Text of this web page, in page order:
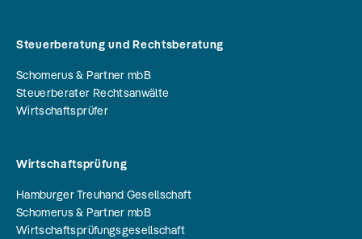
Steuerberatung und Rechtsberatung
Schomerus & Partner mbB
Steuerberater Rechtsanwälte
Wirtschaftsprüfer
Wirtschaftsprüfung
Hamburger Treuhand Gesellschaft
Schomerus & Partner mbB
Wirtschaftsprüfungsgesellschaft